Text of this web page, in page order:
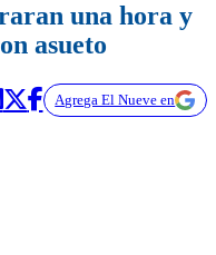
una hora y
asueto
Agrega El Nueve en